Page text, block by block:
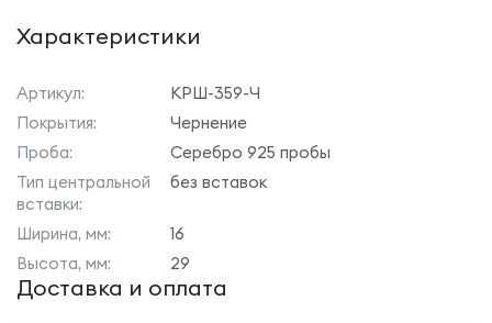
Характеристики
Артикул:
КРШ-359-Ч
Покрытия:
Чернение
Проба:
Серебро 925 пробы
Тип центральной
вставки:
без вставок
Ширина, мм:
16
Высота, мм:
29
Доставка и оплата